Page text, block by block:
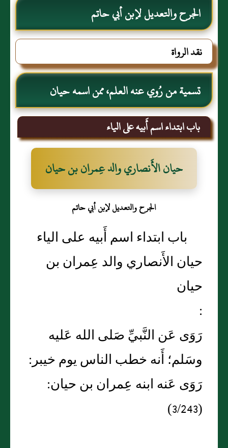
الجرح والتعديل لإبن أبي حاتم
نقد الرواة
تسمية من رُوي عنه العلم، ممن اسمه حيان
باب ابتداء اسم أَبيه على الياء
حيان الأَنصاري والد عِمران بن حيان
الجرح والتعديل لإبن أبي حاتم
باب ابتداء اسم أَبيه على الياء
حيان الأَنصاري والد عِمران بن
حيان
:
رَوَى عَن النَّبيِّ صَلى الله عَليه
وسَلم؛ أَنه خطب الناس يوم خيبر:
رَوَى عَنه ابنه عِمران بن حيان:
(3/243)